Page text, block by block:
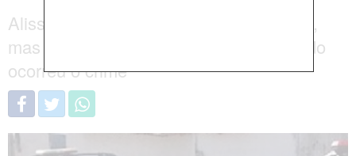
Alisson morava no Bairro das Indústrias,
mas estava na casa de familiares quando
ocorreu o crime